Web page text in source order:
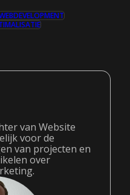
van Website
voor de
van projecten en
over